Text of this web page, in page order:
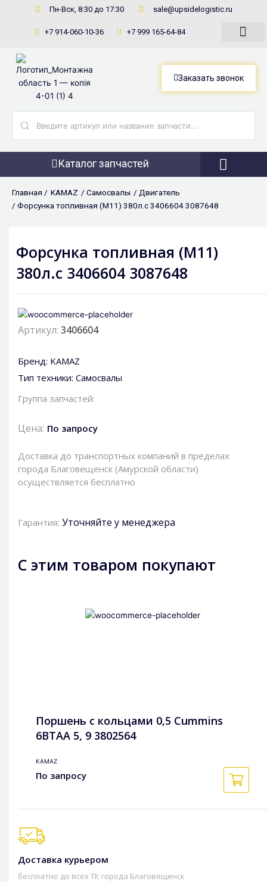
содержимому
Пн-Вск, 8:30 до 17:30 sale@upsidelogistic.ru
+7 914-060-10-36 +7 999 165-64-84
Заказать звонок
Каталог запчастей
Главная / KAMAZ / Самосвалы / Двигатель
/ Форсунка топливная (M11) 380л.с 3406604 3087648
Форсунка топливная (M11)
380л.с 3406604 3087648
Артикул: 3406604
Бренд: KAMAZ
Тип техники: Самосвалы
Группа запчастей:
Цена: По запросу
Доставка до транспортных компаний в пределах
города Благовещенск (Амурской области)
осуществляется бесплатно
Гарантия: Уточняйте у менеджера
С этим товаром покупают
Поршень с кольцами 0,5 Cummins
6BTAA 5, 9 3802564
KAMAZ
По запросу
Доставка курьером
бесплатно до всех ТК города Благовещенск